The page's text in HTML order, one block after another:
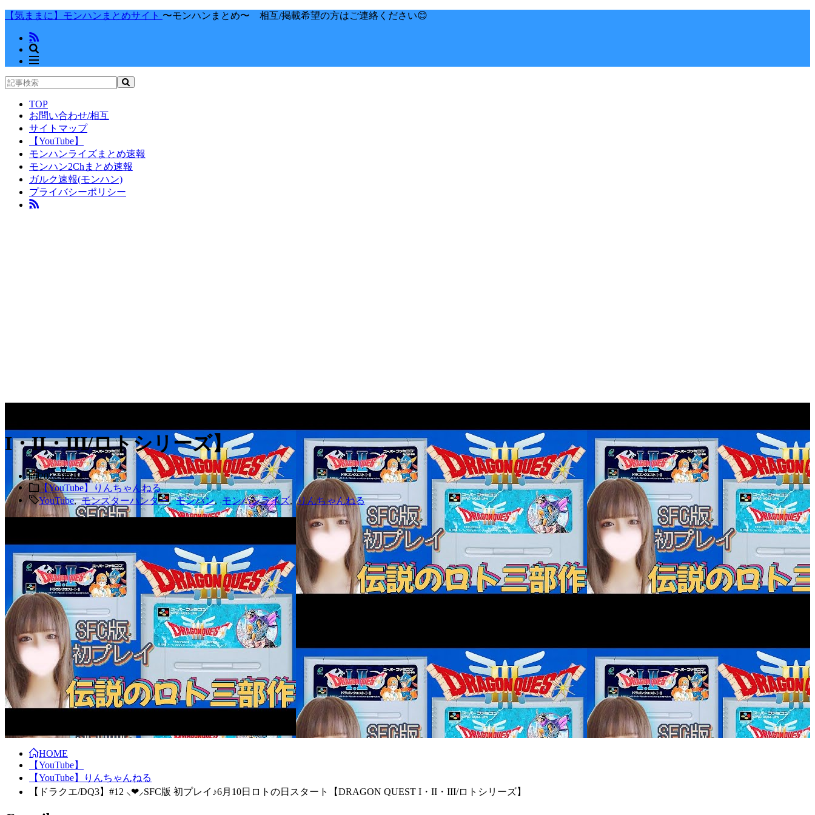
【気ままに】モンハンまとめサイト 〜モンハンまとめ〜 相互/掲載希望の方はご連絡ください😊
TOP
お問い合わせ/相互
サイトマップ
【YouTube】
モンハンライズまとめ速報
モンハン2Chまとめ速報
ガルク速報(モンハン)
プライバシーポリシー
I・II・III/ロトシリーズ】
2022.09.04
【YouTube】りんちゃんねる
YouTube,モンスターハンター,モンハン,モンハンライズ,りんちゃんねる
HOME
【YouTube】
【YouTube】りんちゃんねる
【ドラクエ/DQ3】#12 ⸜❤︎⸝SFC版 初プレイ♪6月10日ロトの日スタート【DRAGON QUEST I・II・III/ロトシリーズ】